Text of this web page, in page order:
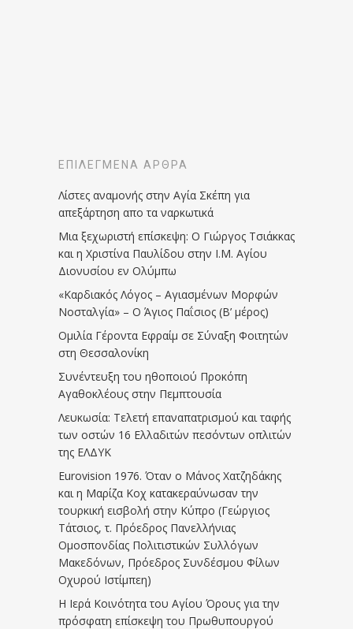
ΕΠΙΛΕΓΜΈΝΑ ΆΡΘΡΑ
Λίστες αναμονής στην Αγία Σκέπη για
απεξάρτηση απο τα ναρκωτικά
Μια ξεχωριστή επίσκεψη: Ο Γιώργος Τσιάκκας
και η Χριστίνα Παυλίδου στην Ι.Μ. Αγίου
Διονυσίου εν Ολύμπω
«Καρδιακός Λόγος – Αγιασμένων Μορφών
Νοσταλγία» – Ο Άγιος Παΐσιος (Β’ μέρος)
Ομιλία Γέροντα Εφραίμ σε Σύναξη Φοιτητών
στη Θεσσαλονίκη
Συνέντευξη του ηθοποιού Προκόπη
Αγαθοκλέους στην Πεμπτουσία
Λευκωσία: Τελετή επαναπατρισμού και ταφής
των οστών 16 Ελλαδιτών πεσόντων οπλιτών
της ΕΛΔΥΚ
Eurovision 1976. Όταν ο Μάνος Χατζηδάκης
και η Μαρίζα Κοχ κατακεραύνωσαν την
τουρκική εισβολή στην Κύπρο (Γεώργιος
Τάτσιος, τ. Πρόεδρος Πανελλήνιας
Ομοσπονδίας Πολιτιστικών Συλλόγων
Μακεδόνων, Πρόεδρος Συνδέσμου Φίλων
Οχυρού Ιστίμπεη)
Η Ιερά Κοινότητα του Αγίου Όρους για την
πρόσφατη επίσκεψη του Πρωθυπουργού